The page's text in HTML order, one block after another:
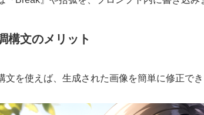
構文のメリット
文を使えば、生成された画像を簡単に修正で